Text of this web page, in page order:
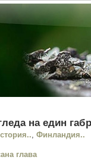
на един
,Финландия..
глава